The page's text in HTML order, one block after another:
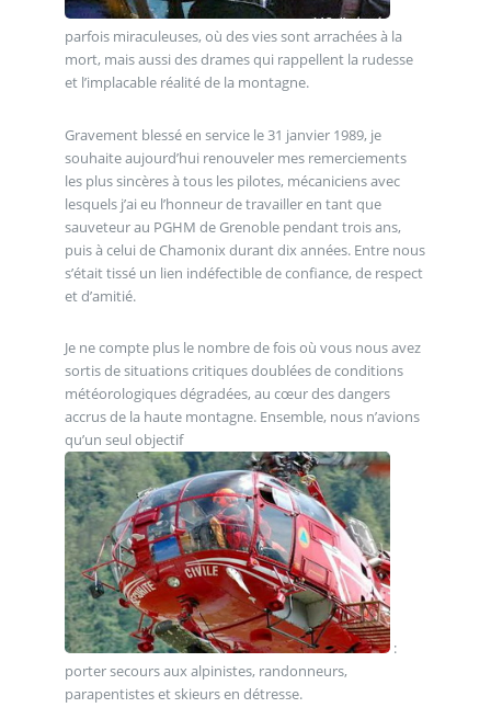
parfois miraculeuses, où des vies sont arrachées à la
mort, mais aussi des drames qui rappellent la rudesse
et l’implacable réalité de la montagne.
Gravement blessé en service le 31 janvier 1989, je
souhaite aujourd’hui renouveler mes remerciements
les plus sincères à tous les pilotes, mécaniciens avec
lesquels j’ai eu l’honneur de travailler en tant que
sauveteur au PGHM de Grenoble pendant trois ans,
puis à celui de Chamonix durant dix années. Entre nous
s’était tissé un lien indéfectible de confiance, de respect
et d’amitié.
Je ne compte plus le nombre de fois où vous nous avez
sortis de situations critiques doublées de conditions
météorologiques dégradées, au cœur des dangers
accrus de la haute montagne. Ensemble, nous n’avions
qu’un seul objectif
:
porter secours aux alpinistes, randonneurs,
parapentistes et skieurs en détresse.